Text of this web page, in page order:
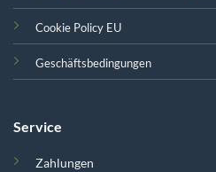
Cookie Policy EU
Geschäftsbedingungen
Service
Zahlungen